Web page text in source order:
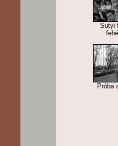
Sutyi
Próba